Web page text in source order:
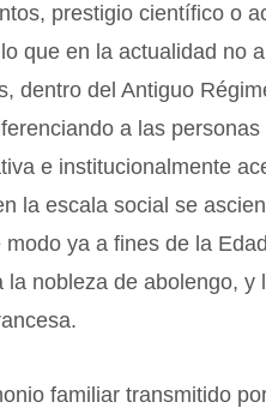
prestigio científico o
que en la actualidad no
dentro del Antiguo
a las
e institucionalmente
la escala social se
ya a fines de la
la nobleza de abolengo, y
familiar transmitido